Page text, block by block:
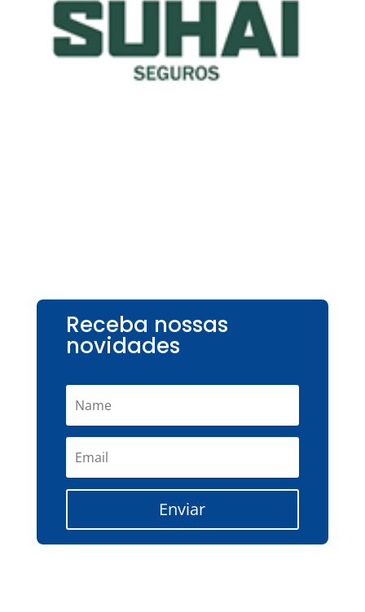
Receba nossas
novidades
Enviar